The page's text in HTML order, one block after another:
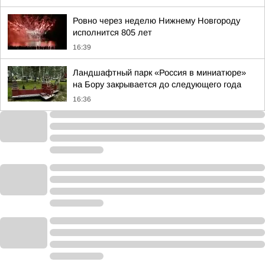
Ровно через неделю Нижнему Новгороду
исполнится 805 лет
16:39
Ландшафтный парк «Россия в миниатюре»
на Бору закрывается до следующего года
16:36